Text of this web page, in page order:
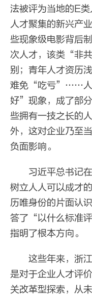
法被评为当地的E类
人才聚集的新兴产
些现象级电影背后
次人才，该类“非
别；青年人才资历
难免“吃亏”……人
好”现象，成了部
些拥有一技之长的
外，这对企业乃至
负面影响。
习近平总书记
树立人人可以成才
历唯身份的片面认
答了“以什么标准
指明了根本方向。
这些年来，浙
是对于企业人才评
关改革型探索，从未